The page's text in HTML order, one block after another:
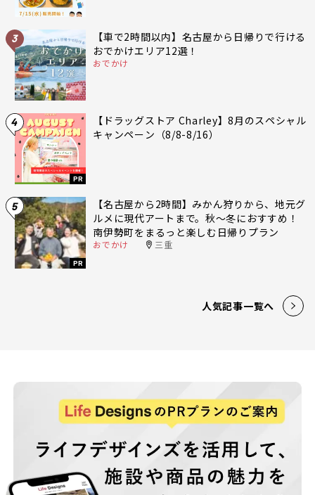
3
【車で2時間以内】名古屋から日帰りで行ける
おでかけエリア12選！
おでかけ
4
PR
【ドラッグストア Charley】8月のスペシャル
キャンペーン（8/8-8/16）
5
PR
【名古屋から2時間】みかん狩りから、地元グ
ルメに現代アートまで。秋〜冬におすすめ！
南伊勢町をまるっと楽しむ日帰りプラン
おでかけ 三重
人気記事一覧へ